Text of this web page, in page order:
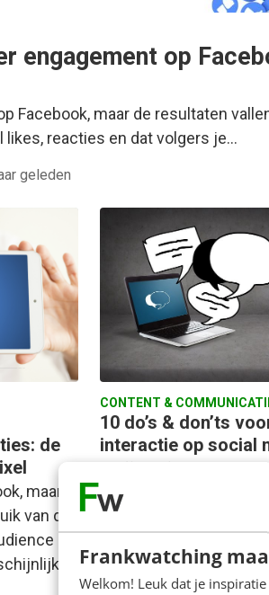
Frankwatching
Welkom! Leuk dat je
engagement op
Facebook, maar de resultaten
likes, reacties en dat volgers je…
geleden
de
maar
van de
CONTENT &
10 do’s & don’ts
interactie op social
fijner! Bedrijven weten
goed dat veel likes of